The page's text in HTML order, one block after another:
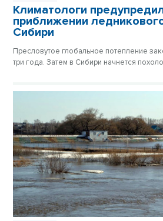
Климатологи
приближении
Сибири
Пресловутое глобальное потепление
три года. Затем в Сибири начнется